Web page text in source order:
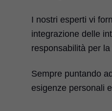
I nostri esperti vi
integrazione delle
responsabilità per
Sempre puntando
esigenze personali